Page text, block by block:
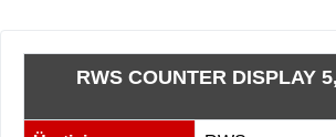
RWS COUNTER DISPLAY